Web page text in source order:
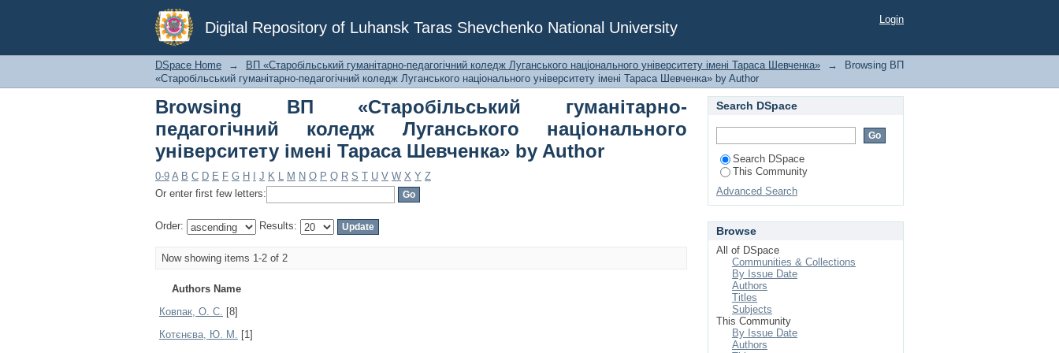
Digital Repository of Luhansk Taras Shevchenko National University
Browsing ВП «Старобільський гуманітарно-педагогічний коледж Луганського
національного університету імені Тараса Шевченка» by Author
Login
DSpace Home → ВП «Старобільський гуманітарно-педагогічний коледж Луганського національного університету імені Тараса Шевченка» →
Browsing ВП
«Старобільський гуманітарно-педагогічний коледж Луганського національного університету імені Тараса Шевченка» by Author
Browsing ВП «Старобільський гуманітарно-
педагогічний коледж Луганського національного
університету імені Тараса Шевченка» by Author
0-9 A B C D E F G H J K L M N O P Q R S T U V W X Y Z
Or enter first few letters:
Order: Results:
Now showing items 1-2 of 2
Authors Name
Ковпак, О. С. [8]
Котєнєва, Ю. М. [1]
Search DSpace
Search DSpace
This Community
Advanced Search
Browse
All of DSpace
Communities & Collections
By Issue Date
Authors
Titles
Subjects
This Community
By Issue Date
Authors